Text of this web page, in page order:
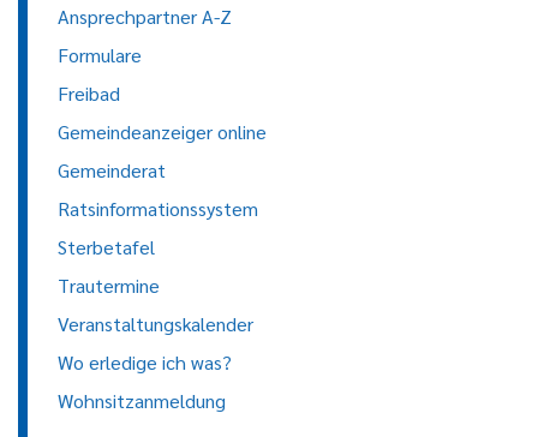
Ansprechpartner A-Z
Formulare
Freibad
Gemeindeanzeiger online
Gemeinderat
Ratsinformationssystem
Sterbetafel
Trautermine
Veranstaltungskalender
Wo erledige ich was?
Wohnsitzanmeldung